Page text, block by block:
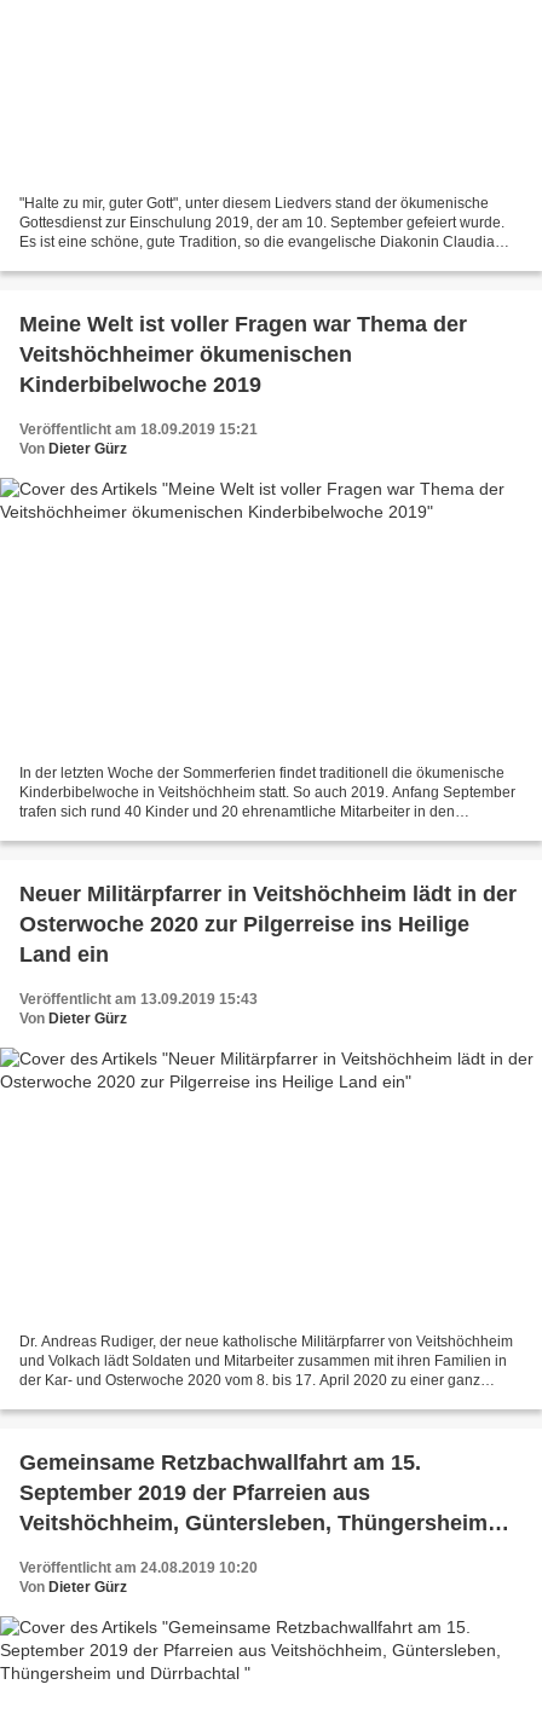
"Halte zu mir, guter Gott", unter diesem Liedvers stand der ökumenische
Gottesdienst zur Einschulung 2019, der am 10. September gefeiert wurde.
Es ist eine schöne, gute Tradition, so die evangelische Diakonin Claudia
Meine Welt ist voller Fragen war Thema der
Veitshöchheimer ökumenischen
Kinderbibelwoche 2019
Veröffentlicht am 18.09.2019 15:21
Von Dieter Gürz
In der letzten Woche der Sommerferien findet traditionell die ökumenische
Kinderbibelwoche in Veitshöchheim statt. So auch 2019. Anfang September
trafen sich rund 40 Kinder und 20 ehrenamtliche Mitarbeiter in den
Neuer Militärpfarrer in Veitshöchheim lädt in der
Osterwoche 2020 zur Pilgerreise ins Heilige
Land ein
Veröffentlicht am 13.09.2019 15:43
Von Dieter Gürz
Dr. Andreas Rudiger, der neue katholische Militärpfarrer von Veitshöchheim
und Volkach lädt Soldaten und Mitarbeiter zusammen mit ihren Familien in
der Kar- und Osterwoche 2020 vom 8. bis 17. April 2020 zu einer ganz
Gemeinsame Retzbachwallfahrt am 15.
September 2019 der Pfarreien aus
Veitshöchheim, Güntersleben, Thüngersheim
Veröffentlicht am 24.08.2019 10:20
Von Dieter Gürz